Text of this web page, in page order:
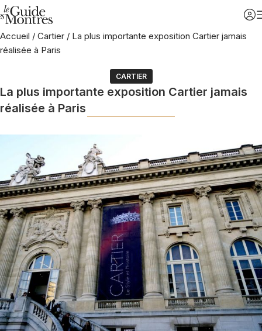
Accueil / Cartier / La plus importante exposition Cartier jamais
réalisée à Paris
CARTIER
La plus importante exposition Cartier jamais
réalisée à Paris